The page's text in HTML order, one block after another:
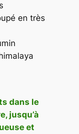
en très
dans le
jusqu’à
et